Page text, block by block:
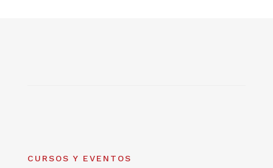
CURSOS Y EVENTOS